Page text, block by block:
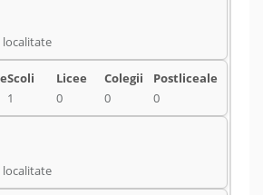
localitate
1 0 0 0
localitate